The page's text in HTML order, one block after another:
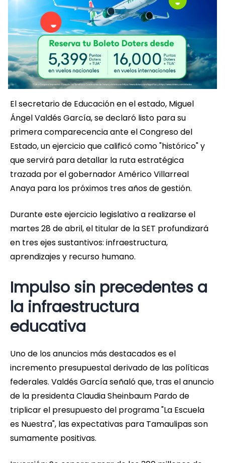
El secretario de Educación en el estado, Miguel
Ángel Valdés García, se declaró listo para su
primera comparecencia ante el Congreso del
Estado, un ejercicio que calificó como "histórico" y
que servirá para detallar la ruta estratégica
trazada por el gobernador Américo Villarreal
Anaya para los próximos tres años de gestión.
Durante este ejercicio legislativo a realizarse el
martes 28 de abril, el titular de la SET profundizará
en tres ejes sustantivos: infraestructura,
aprendizajes y recurso humano.
Impulso sin precedentes a
la infraestructura
educativa
Uno de los anuncios más destacados es el
incremento presupuestal derivado de las políticas
federales. Valdés García señaló que, tras el anuncio
de la presidenta Claudia Sheinbaum Pardo de
triplicar el presupuesto del programa "La Escuela
es Nuestra", las expectativas para Tamaulipas son
sumamente positivas.